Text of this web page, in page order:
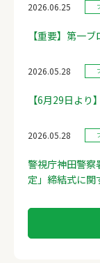
2026.06.25
【重要】第一
2026.05.28
【6月29日よ
2026.05.28
警視庁神田警察
定」締結式に関